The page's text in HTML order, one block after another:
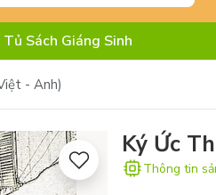
Tủ Sách Giáng Sinh
- Anh)
Ký Ức
Thông tin